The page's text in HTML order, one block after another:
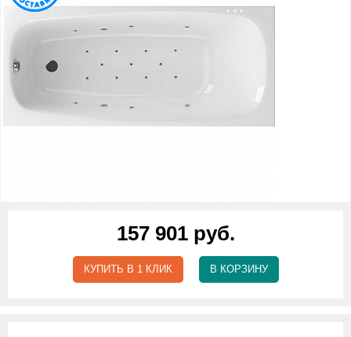
157 901 руб.
КУПИТЬ В 1 КЛИК В КОРЗИНУ